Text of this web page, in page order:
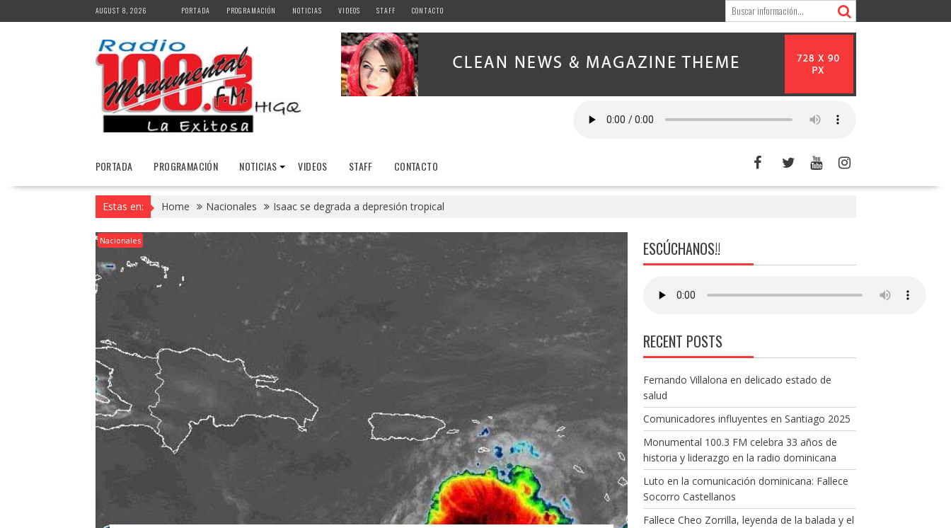
to
AUGUST 8, 2026 PORTADA PROGRAMACIÓN NOTICIAS VIDEOS STAFF CONTACTO
PORTADA PROGRAMACIÓN NOTICIAS VIDEOS STAFF CONTACTO
Estas en: Home Nacionales Isaac se degrada a depresión tropical
Nacionales ESCÚCHANOS!!
RECENT POSTS
Fernando Villalona en delicado estado de
salud
Comunicadores influyentes en Santiago 2025
Monumental 100.3 FM celebra 33 años de
historia y liderazgo en la radio dominicana
Luto en la comunicación dominicana: Fallece
Socorro Castellanos
Fallece Cheo Zorrilla, leyenda de la balada y el